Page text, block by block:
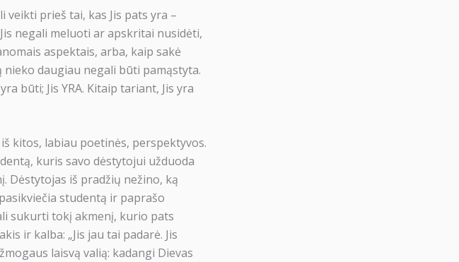
veikti prieš tai, kas Jis pats yra –
negali meluoti ar apskritai nusidėti,
aspektais, arba, kaip sakė
daugiau negali būti pamąstyta.
būti; Jis YRA. Kitaip tariant, Jis yra
kitos, labiau poetinės, perspektyvos.
kuris savo dėstytojui užduoda
Dėstytojas iš pradžių nežino, ką
studentą ir paprašo
sukurti tokį akmenį, kurio pats
ir kalba: „Jis jau tai padarė. Jis
laisvą valią: kadangi Dievas